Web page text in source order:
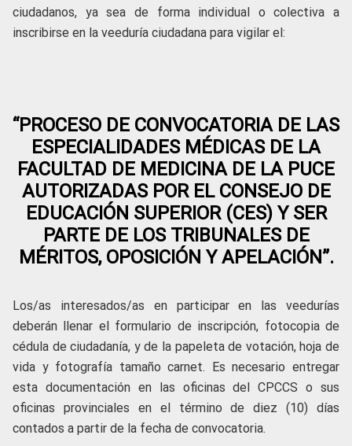
ciudadanos, ya sea de forma individual o colectiva a
inscribirse en la veeduría ciudadana para vigilar el:
“PROCESO DE CONVOCATORIA DE LAS
ESPECIALIDADES MÉDICAS DE LA
FACULTAD DE MEDICINA DE LA PUCE
AUTORIZADAS POR EL CONSEJO DE
EDUCACIÓN SUPERIOR (CES) Y SER
PARTE DE LOS TRIBUNALES DE
MÉRITOS, OPOSICIÓN Y APELACIÓN”.
Los/as interesados/as en participar en las veedurías
deberán llenar el formulario de inscripción, fotocopia de
cédula de ciudadanía, y de la papeleta de votación, hoja de
vida y fotografía tamaño carnet. Es necesario entregar
esta documentación en las oficinas del CPCCS o sus
oficinas provinciales en el término de diez (10) días
contados a partir de la fecha de convocatoria.